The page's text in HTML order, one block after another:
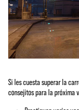
Si les cuesta superar la
consejitos para la próxima